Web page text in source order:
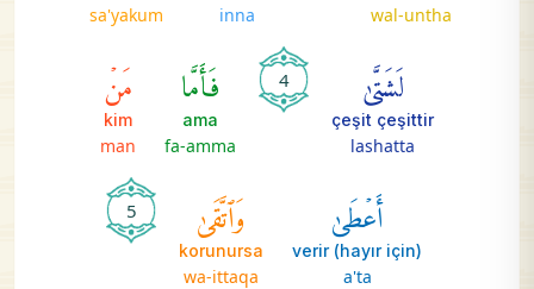
wal-untha
inna
sa'yakum
لَشَتَّىٰ
çeşit çeşittir
lashatta
4 فَأَمَّا
ama
fa-amma
مَنۡ
kim
man
أَعۡطَىٰ
(hayır için) verir
a'ta
وَٱتَّقَىٰ
korunursa
wa-ittaqa
5